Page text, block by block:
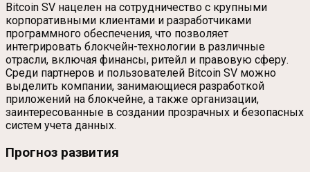
Bitcoin SV нацелен на сотрудничество с крупными
корпоративными клиентами и разработчиками
программного обеспечения, что позволяет
интегрировать блокчейн-технологии в различные
отрасли, включая финансы, ритейл и правовую сферу.
Среди партнеров и пользователей Bitcoin SV можно
выделить компании, занимающиеся разработкой
приложений на блокчейне, а также организации,
заинтересованные в создании прозрачных и безопасных
систем учета данных.
Прогноз развития